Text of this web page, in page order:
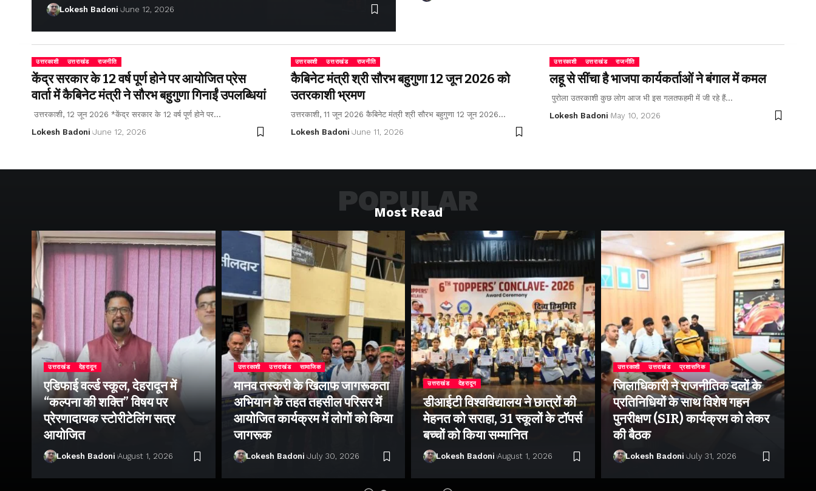
Lokesh Badoni June 12, 2026
उत्तरकाशी उत्तराखंड राजनीति
केंद्र सरकार के 12 वर्ष पूर्ण होने पर आयोजित प्रेस
वार्ता में कैबिनेट मंत्री ने सौरभ बहुगुणा गिनाईं उपलब्धियां
उत्तरकाशी, 12 जून 2026 *केंद्र सरकार के 12 वर्ष पूर्ण होने पर…
Lokesh Badoni June 12, 2026
उत्तरकाशी उत्तराखंड राजनीति
कैबिनेट मंत्री श्री सौरभ बहुगुणा 12 जून 2026 को
उतरकाशी भ्रमण
उत्तरकाशी, 11 जून 2026 कैबिनेट मंत्री श्री सौरभ बहुगुणा 12 जून 2026…
Lokesh Badoni June 11, 2026
उत्तरकाशी उत्तराखंड राजनीति
लहू से सींचा है भाजपा कार्यकर्ताओं ने बंगाल में कमल
पुरोला उतरकाशी कुछ लोग आज भी इस गलतफहमी में जी रहे हैं…
Lokesh Badoni May 10, 2026
Most Read
POPULAR
उत्तराखंड देहरादून
एडिफाई वर्ल्ड स्कूल, देहरादून में
“कल्पना की शक्ति” विषय पर
प्रेरणादायक स्टोरीटेलिंग सत्र
आयोजित
Lokesh Badoni August 1, 2026
उत्तरकाशी उत्तराखंड सामाजिक
मानव तस्करी के खिलाफ जागरूकता
अभियान के तहत तहसील परिसर में
आयोजित कार्यक्रम में लोगों को किया
जागरूक
Lokesh Badoni July 30, 2026
उत्तराखंड देहरादून
डीआईटी विश्वविद्यालय ने छात्रों की
मेहनत को सराहा, 31 स्कूलों के टॉपर्स
बच्चों को किया सम्मानित
Lokesh Badoni August 1, 2026
उत्तरकाशी उत्तराखंड प्रशासनिक
जिलाधिकारी ने राजनीतिक दलों के
प्रतिनिधियों के साथ विशेष गहन
पुनरीक्षण (SIR) कार्यक्रम को लेकर
की बैठक
Lokesh Badoni July 31, 2026